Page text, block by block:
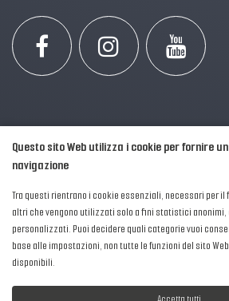
2016-2026 © AIPFM - Festa della Musica
Privacy Policy
| Cookies
Questo sito Web utilizza i cookie per fornire
navigazione
Tra questi rientrano i cookie essenziali, necessari per il
altri che vengono utilizzati solo a fini statistici
personalizzati. Puoi decidere quali categorie vuoi
base alle impostazioni, non tutte le funzioni del sito
disponibili.